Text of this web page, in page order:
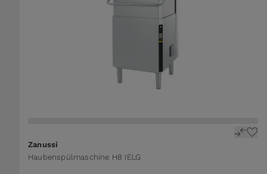
Zanussi
Haubenspülmaschine H8 IELG
The price depends on the options chosen on the